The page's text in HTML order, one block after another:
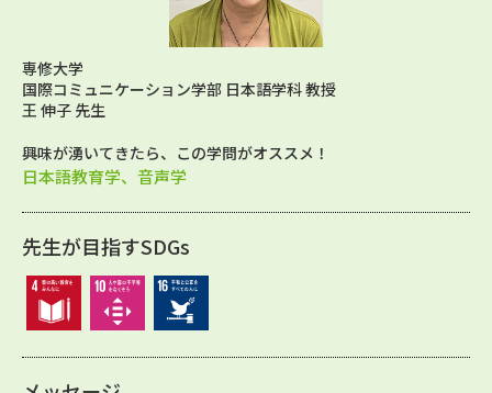
専修大学
国際コミュニケーション学部 日本語学科 教授
王 伸子 先生
興味が湧いてきたら、この学問がオススメ！
日本語教育学、音声学
先生が目指すSDGs